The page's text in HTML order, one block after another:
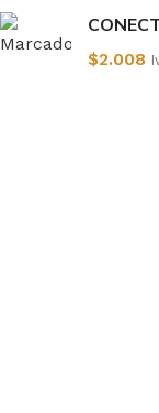
$2.008